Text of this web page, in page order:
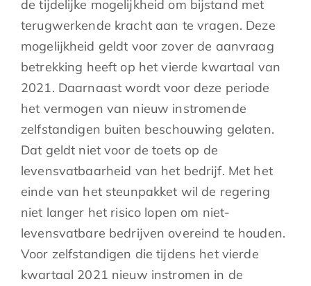
de tijdelijke mogelijkheid om bijstand met
terugwerkende kracht aan te vragen. Deze
mogelijkheid geldt voor zover de aanvraag
betrekking heeft op het vierde kwartaal van
2021. Daarnaast wordt voor deze periode
het vermogen van nieuw instromende
zelfstandigen buiten beschouwing gelaten.
Dat geldt niet voor de toets op de
levensvatbaarheid van het bedrijf. Met het
einde van het steunpakket wil de regering
niet langer het risico lopen om niet-
levensvatbare bedrijven overeind te houden.
Voor zelfstandigen die tijdens het vierde
kwartaal 2021 nieuw instromen in de